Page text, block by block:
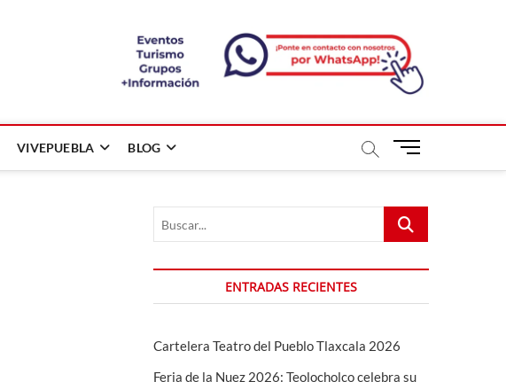
VIVEPUEBLA BLOG
B
ó
n
d
e
Buscar...
ENTRADAS RECIENTES
Cartelera Teatro del Pueblo Tlaxcala 2026
Feria de la Nuez 2026: Teolocholco celebra su